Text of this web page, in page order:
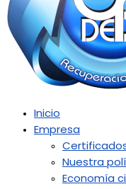
Inicio
Empresa
Nuestra
Economía